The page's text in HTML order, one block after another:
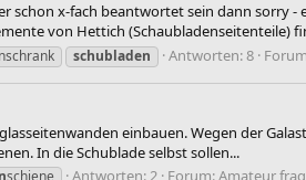
schon x-fach beantwortet sein dann sorry
von Hettich (Schaubladenseitenteile)
schubladen Antworten: 8
einbauen. Wegen der
In die Schublade selbst sollen...